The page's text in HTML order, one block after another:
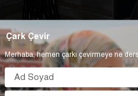
Çark Çevir
Merhaba, hemen çarkı çevirmeye ne